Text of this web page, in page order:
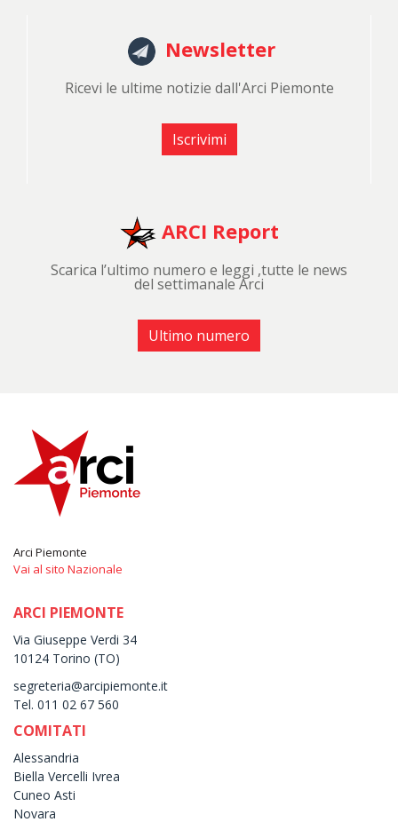
Newsletter
Ricevi le ultime notizie dall'Arci Piemonte
Iscrivimi
ARCI Report
Scarica l’ultimo numero e leggi ,tutte le news
del settimanale Arci
Ultimo numero
Arci Piemonte
Vai al sito Nazionale
ARCI PIEMONTE
Via Giuseppe Verdi 34
10124 Torino (TO)
segreteria@arcipiemonte.it
Tel. 011 02 67 560
COMITATI
Alessandria
Biella Vercelli Ivrea
Cuneo Asti
Novara